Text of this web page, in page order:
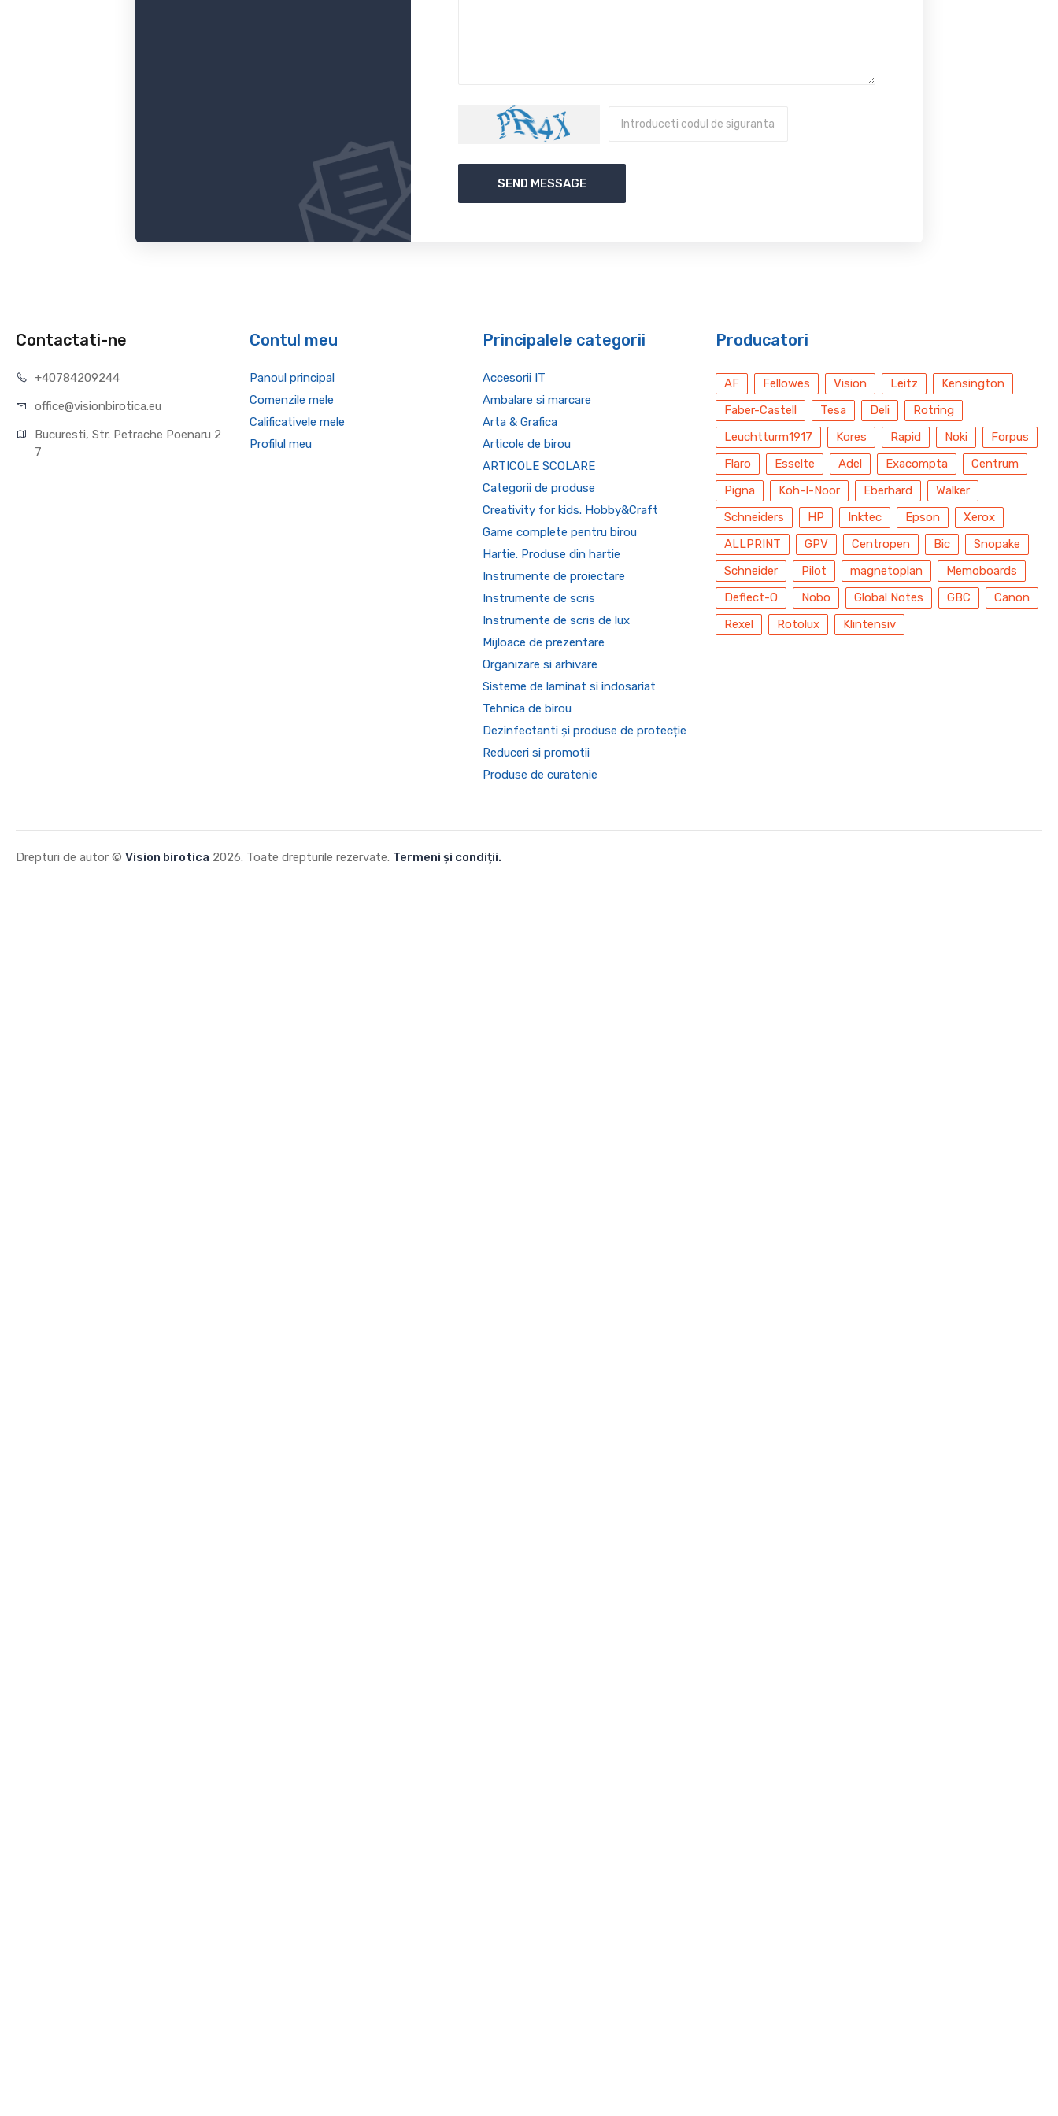
SEND MESSAGE
Contactati-ne
+40784209244
office@visionbirotica.eu
Bucuresti, Str. Petrache Poenaru 2
7
Contul meu
Panoul principal
Comenzile mele
Calificativele mele
Profilul meu
Principalele categorii
Accesorii IT
Ambalare si marcare
Arta & Grafica
Articole de birou
ARTICOLE SCOLARE
Categorii de produse
Creativity for kids. Hobby&Craft
Game complete pentru birou
Hartie. Produse din hartie
Instrumente de proiectare
Instrumente de scris
Instrumente de scris de lux
Mijloace de prezentare
Organizare si arhivare
Sisteme de laminat si indosariat
Tehnica de birou
Dezinfectanti și produse de protecție
Reduceri si promotii
Produse de curatenie
Producatori
AF Fellowes Vision Leitz
Kensington
Faber-Castell
Tesa Deli
Rotring
Leuchtturm1917
Kores Rapid Noki
Forpus
Flaro
Esselte Adel Exacompta
Centrum
Pigna
Koh-I-Noor Eberhard
Walker
Schneiders
HP Inktec Epson
Xerox
ALLPRINT
GPV Centropen Bic
Snopake
Schneider
Pilot magnetoplan
Memoboards
Deflect-O
Nobo Global Notes GBC
Canon
Rexel
Rotolux Klintensiv
Drepturi de autor ©Vision birotica 2026. Toate drepturile rezervate. Termeni și condiții.